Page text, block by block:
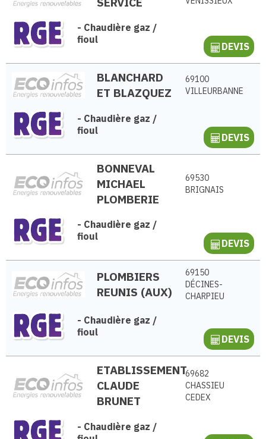
- Chaudière gaz /
fioul
DEVIS
BLANCHARD
ET BLAZQUEZ
69100
VILLEURBANNE
- Chaudière gaz /
fioul
DEVIS
BONNEVAL
MICHAEL
PLOMBERIE
69530
BRIGNAIS
- Chaudière gaz /
fioul
DEVIS
PLOMBIERS
REUNIS (AUX)
69150
DÉCINES-
CHARPIEU
- Chaudière gaz /
fioul
DEVIS
ETABLISSEMENT
CLAUDE
BRUNET
69682
CHASSIEU
CEDEX
- Chaudière gaz /